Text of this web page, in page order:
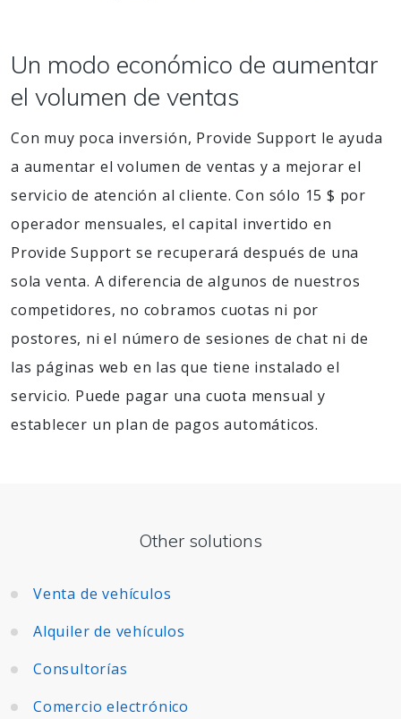
Un modo económico de aumentar
el volumen de ventas
Con muy poca inversión, Provide Support le ayuda
a aumentar el volumen de ventas y a mejorar el
servicio de atención al cliente. Con sólo 15 $ por
operador mensuales, el capital invertido en
Provide Support se recuperará después de una
sola venta. A diferencia de algunos de nuestros
competidores, no cobramos cuotas ni por
postores, ni el número de sesiones de chat ni de
las páginas web en las que tiene instalado el
servicio. Puede pagar una cuota mensual y
establecer un plan de pagos automáticos.
Other solutions
Venta de vehículos
Alquiler de vehículos
Consultorías
Comercio electrónico